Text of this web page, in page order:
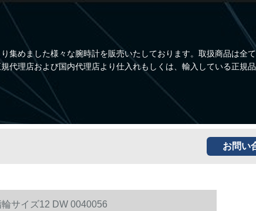
集めました様々な腕時計を販売いたしております。取扱商品は全
代理店および国内代理店より仕入れもしくは、輸入している正規
お問い
サイズ12 DW 0040056